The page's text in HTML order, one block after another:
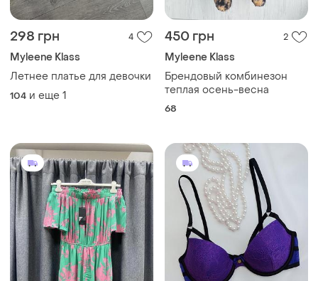
298 грн 4
Myleene Klass
Летнее платье для девочки
104 и еще 1
450 грн 2
Myleene Klass
Брендовый комбинезон
теплая осень-весна
68